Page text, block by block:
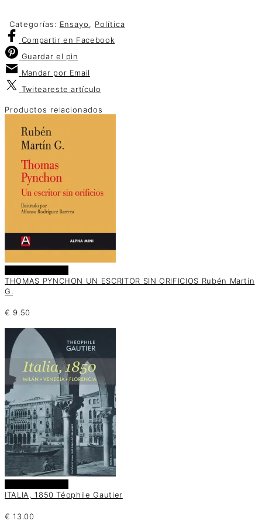
Categorías: Ensayo, Política
Compartir en Facebook
Guardar el pin
Mandar por Email
Twiteareste artículo
Productos relacionados
THOMAS PYNCHON UN ESCRITOR SIN ORIFICIOS Rubén Martín
G.
€ 9.50
ITALIA, 1850 Téophile Gautier
€ 13.00